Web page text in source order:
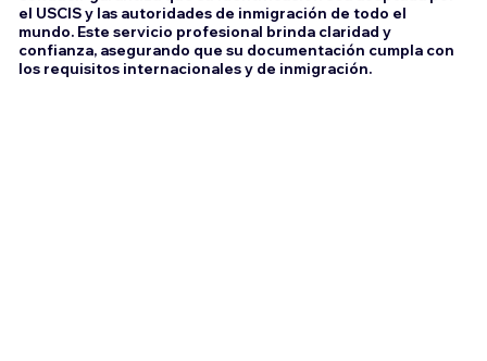
el USCIS y las autoridades de inmigración de todo el
mundo. Este servicio profesional brinda claridad y
confianza, asegurando que su documentación cumpla con
los requisitos internacionales y de inmigración.